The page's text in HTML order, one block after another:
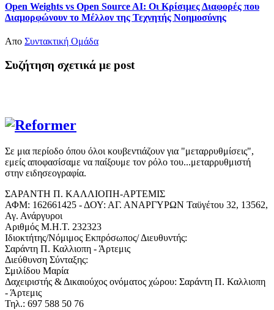
Open Weights vs Open Source AI: Οι Κρίσιμες Διαφορές που
Διαμορφώνουν το Μέλλον της Τεχνητής Νοημοσύνης
Απο Συντακτική Ομάδα
Συζήτηση σχετικά με post
Σε μια περίοδο όπου όλοι κουβεντιάζουν για "μεταρρυθμίσεις",
εμείς αποφασίσαμε να παίξουμε τον ρόλο του...μεταρρυθμιστή
στην ειδησεογραφία.
ΣΑΡΑΝΤΗ Π. ΚΑΛΛΙΟΠΗ-ΑΡΤΕΜΙΣ
ΑΦΜ: 162661425 - ΔΟΥ: ΑΓ. ΑΝΑΡΓΥΡΩΝ Ταϋγέτου 32, 13562,
Αγ. Ανάργυροι
Αριθμός Μ.Η.Τ. 232323
Ιδιοκτήτης/Νόμιμος Εκπρόσωπος/ Διευθυντής:
Σαράντη Π. Καλλιοπη - Άρτεμις
Διεύθυνση Σύνταξης:
Σμιλίδου Μαρία
Δαχειριστής & Δικαιούχος ονόματος χώρου: Σαράντη Π. Καλλιοπη
- Άρτεμις
Τηλ.: 697 588 50 76